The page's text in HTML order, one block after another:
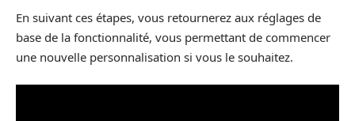
En suivant ces étapes, vous retournerez aux réglages de
base de la fonctionnalité, vous permettant de commencer
une nouvelle personnalisation si vous le souhaitez.